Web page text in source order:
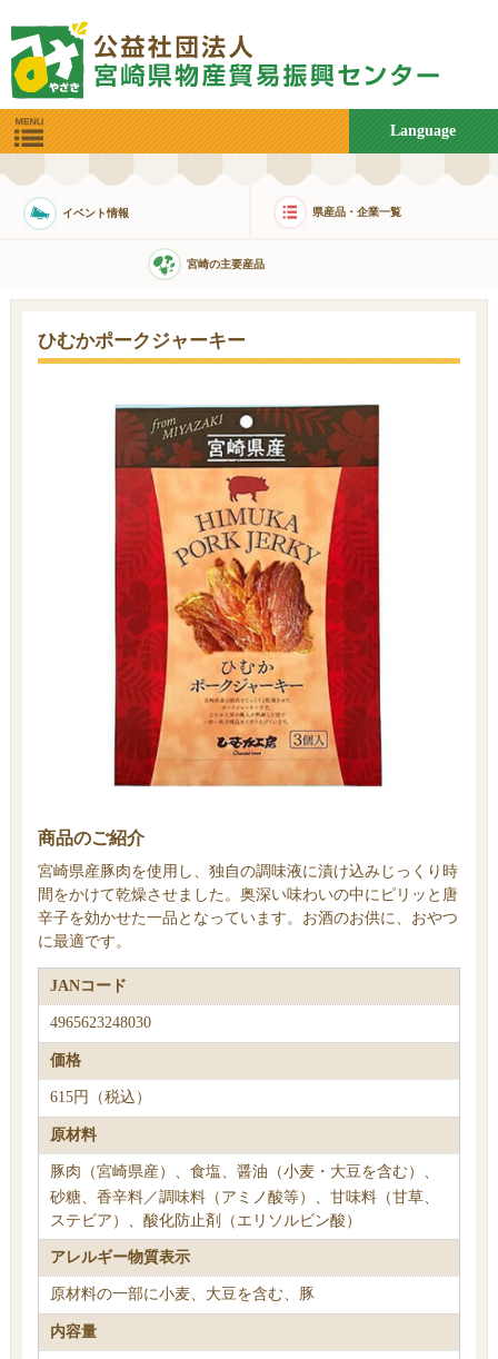
Language
イベント情報 県産品・企業一覧
宮崎の主要産品
ひむかポークジャーキー
商品のご紹介
宮崎県産豚肉を使用し、独自の調味液に漬け込みじっくり時
間をかけて乾燥させました。奥深い味わいの中にピリッと唐
辛子を効かせた一品となっています。お酒のお供に、おやつ
に最適です。
JANコード
4965623248030
価格
615円（税込）
原材料
豚肉（宮崎県産）、食塩、醤油（小麦・大豆を含む）、
砂糖、香辛料／調味料（アミノ酸等）、甘味料（甘草、
ステビア）、酸化防止剤（エリソルビン酸）
アレルギー物質表示
原材料の一部に小麦、大豆を含む、豚
内容量